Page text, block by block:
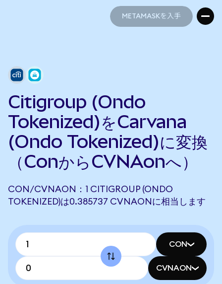
METAMASKを入手
Citigroup (Ondo
Tokenized)をCarvana
(Ondo Tokenized)に変換
（ConからCVNAonへ）
CON/CVNAON：1 CITIGROUP (ONDO
TOKENIZED)は0.385737 CVNAONに相当します
CON
CVNAON